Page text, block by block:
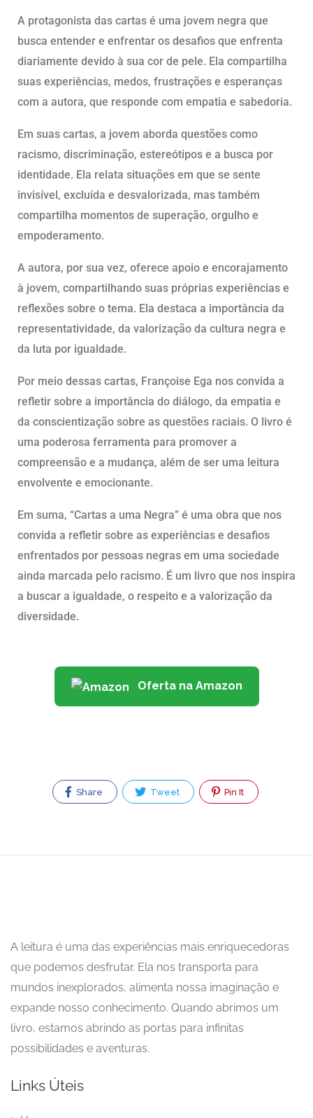
A protagonista das cartas é uma jovem negra que
busca entender e enfrentar os desafios que enfrenta
diariamente devido à sua cor de pele. Ela compartilha
suas experiências, medos, frustrações e esperanças
com a autora, que responde com empatia e sabedoria.
Em suas cartas, a jovem aborda questões como
racismo, discriminação, estereótipos e a busca por
identidade. Ela relata situações em que se sente
invisível, excluída e desvalorizada, mas também
compartilha momentos de superação, orgulho e
empoderamento.
A autora, por sua vez, oferece apoio e encorajamento
à jovem, compartilhando suas próprias experiências e
reflexões sobre o tema. Ela destaca a importância da
representatividade, da valorização da cultura negra e
da luta por igualdade.
Por meio dessas cartas, Françoise Ega nos convida a
refletir sobre a importância do diálogo, da empatia e
da conscientização sobre as questões raciais. O livro é
uma poderosa ferramenta para promover a
compreensão e a mudança, além de ser uma leitura
envolvente e emocionante.
Em suma, “Cartas a uma Negra” é uma obra que nos
convida a refletir sobre as experiências e desafios
enfrentados por pessoas negras em uma sociedade
ainda marcada pelo racismo. É um livro que nos inspira
a buscar a igualdade, o respeito e a valorização da
diversidade.
Oferta na Amazon
Share Tweet Pin It
A leitura é uma das experiências mais enriquecedoras
que podemos desfrutar. Ela nos transporta para
mundos inexplorados, alimenta nossa imaginação e
expande nosso conhecimento. Quando abrimos um
livro, estamos abrindo as portas para infinitas
possibilidades e aventuras.
Links Úteis